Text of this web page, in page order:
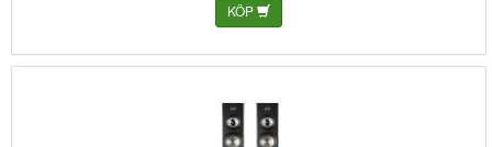
KÖP